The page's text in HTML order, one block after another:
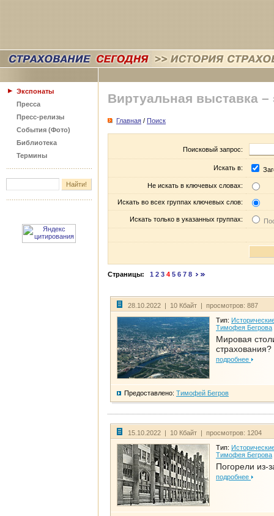
Экспонаты
Пресса
Пресс-релизы
События (Фото)
Библиотека
Термины
Виртуальная выставка –
Главная / Поиск
Поисковый запрос:
Искать в:
Не искать в ключевых словах:
Искать во всех группах ключевых слов:
Искать только в указанных группах:
Страницы: 1 2 3 4 5 6 7 8
28.10.2022 | 10 Кбайт | просмотров: 887
Тип:
Тимофея Бегрова
Мировая
страхования?
подробнее
Предоставлено: Тимофей Бегров
15.10.2022 | 10 Кбайт | просмотров: 1204
Тип:
Тимофея Бегрова
Погорели из-
подробнее